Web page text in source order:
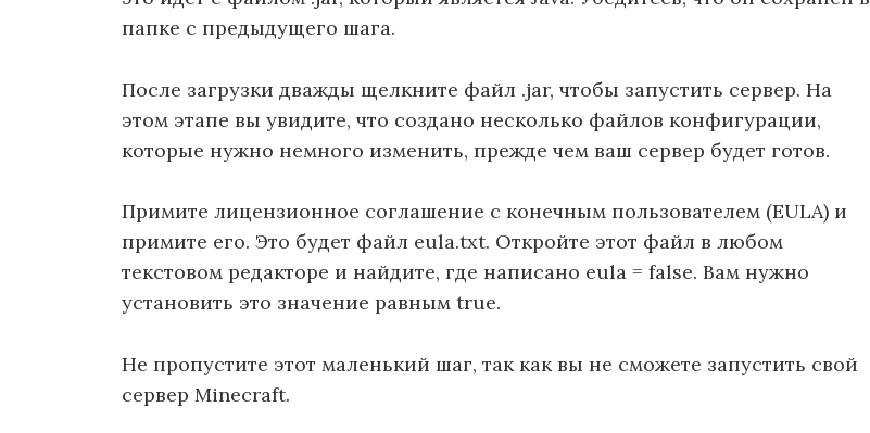
папке с предыдущего шага.
После загрузки дважды щелкните файл .jar, чтобы запустить сервер. На
этом этапе вы увидите, что создано несколько файлов конфигурации,
которые нужно немного изменить, прежде чем ваш сервер будет готов.
Примите лицензионное соглашение с конечным пользователем (EULA) и
примите его. Это будет файл eula.txt. Откройте этот файл в любом
текстовом редакторе и найдите, где написано eula = false. Вам нужно
установить это значение равным true.
Не пропустите этот маленький шаг, так как вы не сможете запустить свой
сервер Minecraft.